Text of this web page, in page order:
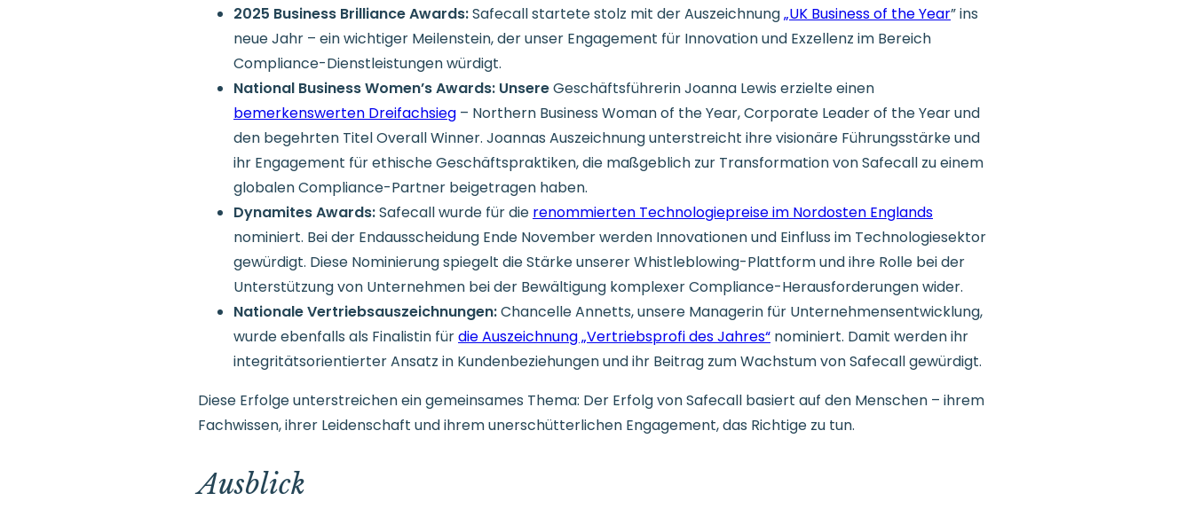
2025 Business Brilliance Awards:Safecall startete stolz mit der Auszeichnung„UK Business of the Year” ins
neue Jahr – ein wichtiger Meilenstein, der unser Engagement für Innovation und Exzellenz im Bereich
Compliance-Dienstleistungen würdigt.
National Business Women’s Awards: UnsereGeschäftsführerin Joanna Lewis erzielte einen
bemerkenswerten Dreifachsieg – Northern Business Woman of the Year, Corporate Leader of the Year und
den begehrten Titel Overall Winner. Joannas Auszeichnung unterstreicht ihre visionäre Führungsstärke und
ihr Engagement für ethische Geschäftspraktiken, die maßgeblich zur Transformation von Safecall zu einem
globalen Compliance-Partner beigetragen haben.
Dynamites Awards:Safecall wurde für die renommierten Technologiepreise im Nordosten Englands
nominiert. Bei der Endausscheidung Ende November werden Innovationen und Einfluss im Technologiesektor
gewürdigt. Diese Nominierung spiegelt die Stärke unserer Whistleblowing-Plattform und ihre Rolle bei der
Unterstützung von Unternehmen bei der Bewältigung komplexer Compliance-Herausforderungen wider.
Nationale Vertriebsauszeichnungen:Chancelle Annetts, unsere Managerin für Unternehmensentwicklung,
wurde ebenfalls als Finalistin fürdie Auszeichnung „Vertriebsprofi des Jahres“ nominiert. Damit werden ihr
integritätsorientierter Ansatz in Kundenbeziehungen und ihr Beitrag zum Wachstum von Safecall gewürdigt.
Diese Erfolge unterstreichen ein gemeinsames Thema: Der Erfolg von Safecall basiert auf den Menschen – ihrem
Fachwissen, ihrer Leidenschaft und ihrem unerschütterlichen Engagement, das Richtige zu tun.
Ausblick